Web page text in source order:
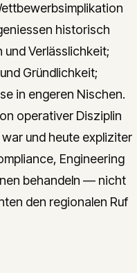
historisch
und Verlässlichkeit;
Gründlichkeit;
in engeren Nischen.
operativer Disziplin
und heute expliziter
Engineering
behandeln — nicht
den regionalen Ruf